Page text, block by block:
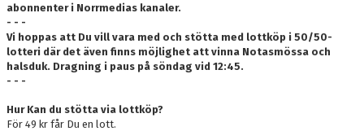
abonnenter i Norrmedias kanaler.
- - -
Vi hoppas att Du vill vara med och stötta med lottköp i 50/50-
lotteri där det även finns möjlighet att vinna Notasmössa och
halsduk. Dragning i paus på söndag vid 12:45.
- - -
Hur Kan du stötta via lottköp?
För 49 kr får Du en lott.